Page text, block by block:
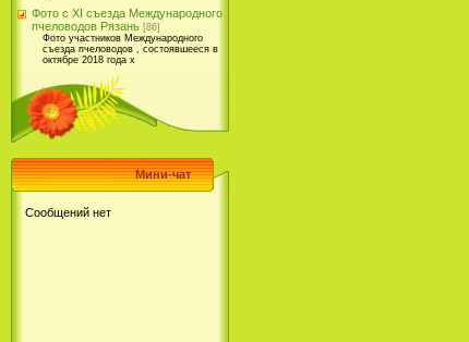
Фото с XI съезда Международного
пчеловодов Рязань [86]
Фото участников Международного
съезда пчеловодов , состоявшееся в
октябре 2018 года х
Мини-чат